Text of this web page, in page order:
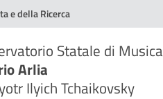
e della Ricerca
Statale di Musica
Arlia
Ilyich Tchaikovsky